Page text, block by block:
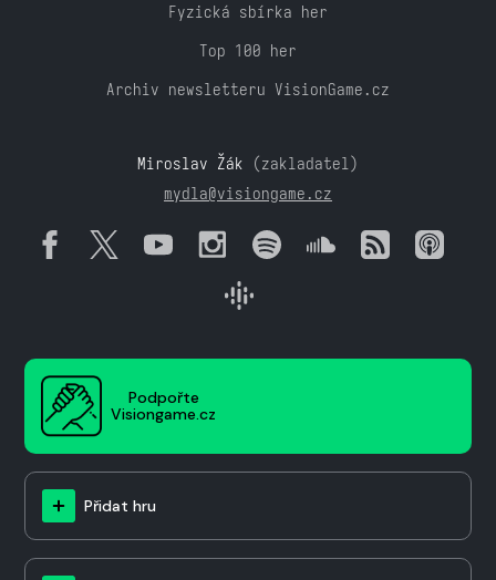
Fyzická sbírka her
Top 100 her
Archiv newsletteru VisionGame.cz
Miroslav Žák (zakladatel)
mydla@visiongame.cz
Podpořte
Visiongame.cz
Přidat hru